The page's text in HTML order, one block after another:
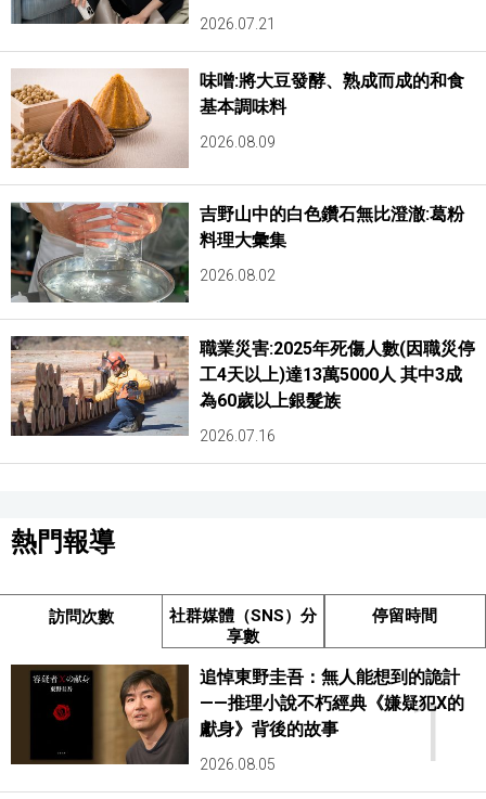
2026.07.21
味噌:將大豆發酵、熟成而成的和食
基本調味料
2026.08.09
吉野山中的白色鑽石無比澄澈:葛粉
料理大彙集
2026.08.02
職業災害:2025年死傷人數(因職災停
工4天以上)達13萬5000人 其中3成
為60歲以上銀髮族
2026.07.16
熱門報導
訪問次數
社群媒體（SNS）分
享數
停留時間
1
追悼東野圭吾：無人能想到的詭計
——推理小說不朽經典《嫌疑犯X的
獻身》背後的故事
2026.08.05